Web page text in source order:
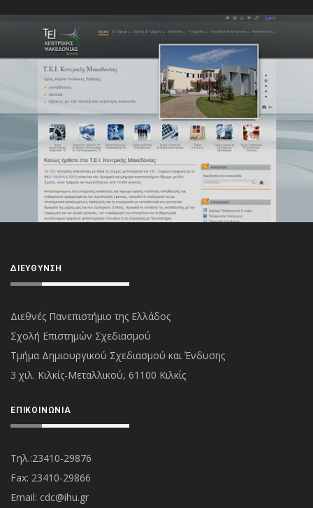
ΔΙΕΎΘΥΝΣΗ
Διεθνές Πανεπιστήμιο της Ελλάδος
Σχολή Επιστημών Σχεδιασμού
Τμήμα Δημιουργικού Σχεδιασμού και Ένδυσης
3 χιλ. Κιλκίς-Μεταλλικού, 61100 Κιλκίς
ΕΠΙΚΟΙΝΩΝΊΑ
Τηλ.:23410-29876
Fax: 23410-29866
Εmail: cdc@ihu.gr